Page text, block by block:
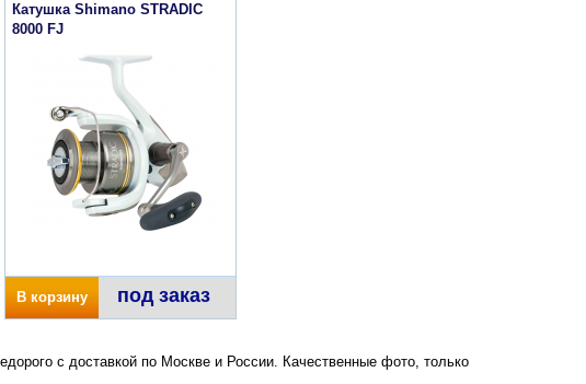
Катушка Shimano STRADIC
8000 FJ
В корзину под заказ
с доставкой по Москве и России. Качественные фото, только